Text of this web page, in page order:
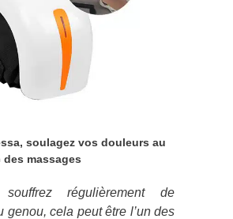
soulagez vos douleurs au
massages
régulièrement de
genou, cela peut être l’un des